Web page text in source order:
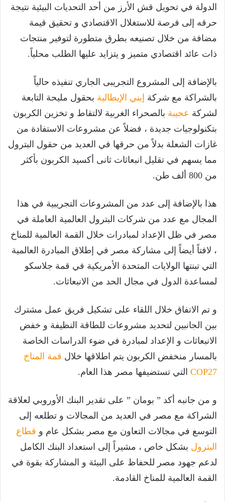
الدولة في تحويل قش الأرز من أحد التحديات البيئية نتيجة
حرقه إلى فرصة للاستغلال الاقتصادي و تحقيق قيمة
مضافة من خلال تصنيعه بطرق متطورة لتوفير منتجات
ذات عائد اقتصادي متميز و يتزايد عليها الطلب محلياً.
بالإضافة إلى المشروع التجريبى الجاري تنفيذه حالياً
بالشراكة مع شركة إيني الإيطالية بحقول مليحة التابعة
لشركة عجيبة بالصحراء الغربية لالتقاط و تخزين الكربون
بتكنولوجيات جديدة ، فضلاً عن مشروعات الاستفادة من
غازات الشعلة بدلاً من حرقها في العديد من حقول البترول
مما يسهم في تقليل انبعاثات ثانى أكسيد الكربون بأكثر
من 800 ألف طن.
هذا بالإضافة إلى عدد من المشروعات التجريبية في هذا
المجال مع عدد من شركات البترول العالمية العاملة في
مصر في ظل الإعداد لمبادرات خلال القمة العالمية للمناخ
، لافتاً أيضاً إلى مشاركة مصر في إطلاق المبادرة العالمية
التي تبنتها الولايات المتحدة الأمريكية في قمة جلاسكو
لمساعدة الدول في مجال الحد من الانبعاثات.
و تم الاتفاق خلال اللقاء على تشكيل فريق عمل مشترك
بين الجانبين لتحديد مشروعات للطاقة النظيفة و خفض
الانبعاثات و الإعداد لمبادرة في ضوء الدراسات الخاصة
بالمسار منخفض الكربون يتم اطلاقها خلال قمة المناخ
COP27 التي تستضيفها مصر هذا العام.
و من جانبه أكد ” بومان ” على تقدير البنك الأوروبي لعلاقة
الشراكة مع مصر في العديد من المجالات و تطلعه إلى
التوسع في مجالات التعاون مع مصر بشكل عام و قطاع
البترول بشكل خاص ، مشيراً إلى استعداد البنك الكامل
لدعم جهود مصر للحفاظ على البيئة و المشاركة بقوة في
القمة العالمية للمناخ القادمة.